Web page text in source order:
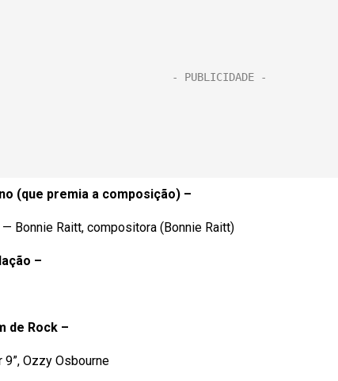
(que premia a composição) –
— Bonnie Raitt, compositora (Bonnie Raitt)
–
de Rock –
9”, Ozzy Osbourne